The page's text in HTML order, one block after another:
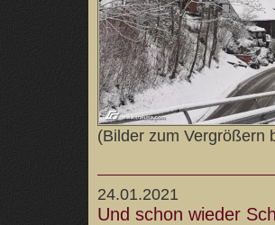
(Bilder zum Vergrößern
24.01.2021
Und schon wieder